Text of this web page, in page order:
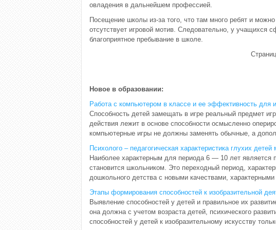
овладения в дальнейшем профессией.
Посещение школы из-за того, что там много ребят и
отсутствует игровой мотив. Следовательно, у
благоприятное пребывание в школе.
Новое в образовании:
Работа с компьютером в классе и ее эффективность для
Способность детей замещать в игре реальный предмет
действия лежит в основе способности осмысленно
компьютерные игры не должны заменять обычные, а
Психолого – педагогическая характеристика глухих
Наиболее характерным для периода 6 — 10 лет является
становится школьником. Это переходный период,
дошкольного детства с новыми качествами,
Этапы формирования способностей к изобразительной
Выявление способностей у детей и правильное их
она должна с учетом возраста детей, психического
способностей у детей к изобразительному искусству